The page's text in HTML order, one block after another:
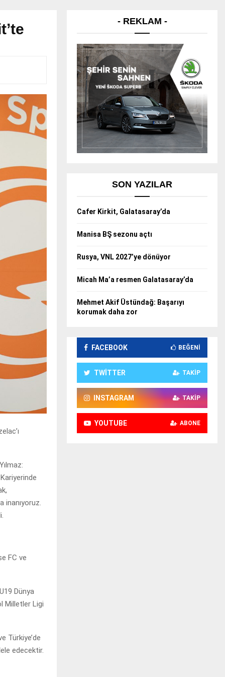
inanıyoruz.
FC ve
Dünya
Milletler Ligi
Türkiye’de
edecektir.
- REKLAM -
SON YAZILAR
Cafer Kirkit, Galatasaray’da
Manisa BŞ sezonu açtı
Rusya, VNL 2027’ye dönüyor
Micah Ma’a resmen Galatasaray’da
Mehmet Akif Üstündağ: Başarıyı
korumak daha zor
FACEBOOK BEĞENI
TWITTER TAKIP
INSTAGRAM TAKIP
YOUTUBE ABONE